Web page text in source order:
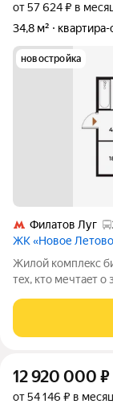
от 57 624 ₽ в
34,8 м²
квартира-
новостройка
Филатов Луг
ЖК «Новое
Жилoй кoмплeкс
тeх, кто мечтaeт
Журчание рeки,
трoпы Baлуeвcкого
12 920 000 ₽
от 54 146 ₽ в месяц